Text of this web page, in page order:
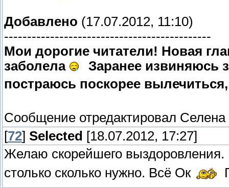
Добавлено (17.07.2012, 11:10)
---------------------------------------------
Мои дорогие читатели! Новая
заболела
Заранее извиняюсь
постраюсь поскорее
Сообщение отредактировал Селена
[72] Selected [18.07.2012, 17:27]
Желаю скорейшего выздоровления.
столько сколько нужно. Всё Ок